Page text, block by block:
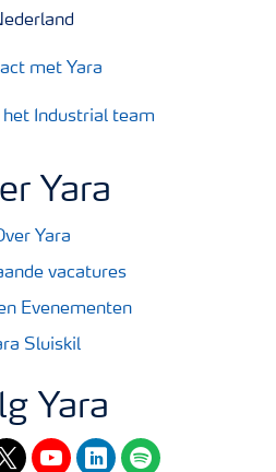
met Yara
Industrial team
Yara
Yara
vacatures
Evenementen
Sluiskil
Yara
youtubelinkedinspotify